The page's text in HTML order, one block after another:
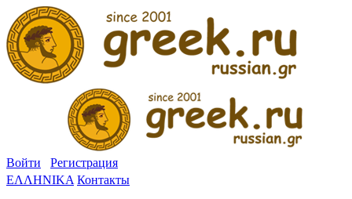
Войти
Регистрация
ΕΛΛΗΝΙΚΑ Контакты